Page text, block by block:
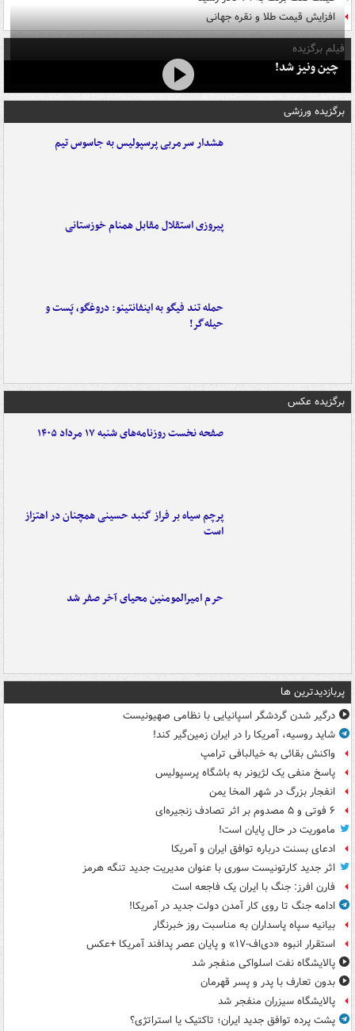
افزایش قیمت طلا و نقره جهانی
فیلم برگزیده
چین ونیز شد!
برگزیده ورزشی
هشدار سرمربی پرسپولیس به جاسوس تیم
پیروزی استقلال مقابل همنام خوزستانی
حمله تند فیگو به اینفانتینو: دروغگو، پَست‌ و
حیله‌گر!
برگزیده عکس
صفحه نخست روزنامه‌های شنبه ۱۷ مرداد ۱۴۰۵
پرچم سیاه بر فراز گنبد حسینی همچنان در اهتزاز
است
حرم امیرالمومنین محیای آخر صفر شد
پربازدیدترین ها
درگیر شدن گردشگر اسپانیایی با نظامی صهیونیست
شاید روسیه، آمریکا را در ایران زمین‌گیر کند!
واکنش بقائی به خیالبافی ترامپ
پاسخ منفی یک لژیونر به باشگاه پرسپولیس
انفجار بزرگ در شهر المخا یمن
۶ فوتی و ۵ مصدوم بر اثر تصادف زنجیره‌ای
ماموریت در حال پایان است!
ادعای بسنت درباره توافق ایران و آمریکا
اثر جدید کارتونیست سوری با عنوان مدیریت جدید تنگه هرمز
فارن افرز: جنگ با ایران یک فاجعه است
ادامه جنگ تا روی کار آمدن دولت جدید در آمریکا!
بیانیه سپاه پاسداران به مناسبت روز خبرنگار
استقرار انبوه «دی‌اف‑۱۷» و پایان عصر پدافند آمریکا +عکس
پالایشگاه نفت اسلواکی منفجر شد
بدون تعارف با پدر و پسر قهرمان
پالایشگاه سیزران منفجر شد
پشت پرده توافق جدید ایران؛ تاکتیک یا استراتژی؟